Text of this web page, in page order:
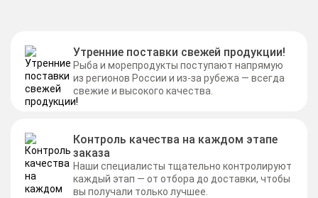
Утренние поставки свежей продукции!
Рыба и морепродукты поступают напрямую
из регионов России и из-за рубежа — всегда
свежие и высокого качества.
Контроль качества на каждом этапе
заказа
Наши специалисты тщательно контролируют
каждый этап — от отбора до доставки, чтобы
вы получали только лучшее.